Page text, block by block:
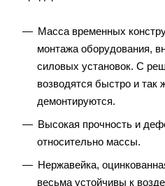
Масса временных
монтажа оборудования,
силовых установок. С
возводятся быстро и так
демонтируются.
Высокая прочность и
относительно массы.
Нержавейка,
весьма устойчивы к